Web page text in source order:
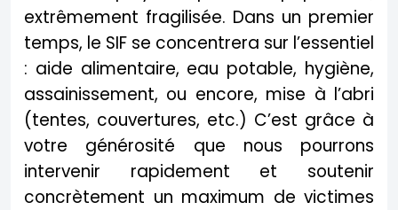
extrêmement fragilisée. Dans un premier
temps, le SIF se concentrera sur l’essentiel
: aide alimentaire, eau potable, hygiène,
assainissement, ou encore, mise à l’abri
(tentes, couvertures, etc.) C’est grâce à
votre générosité que nous pourrons
intervenir rapidement et soutenir
concrètement un maximum de victimes